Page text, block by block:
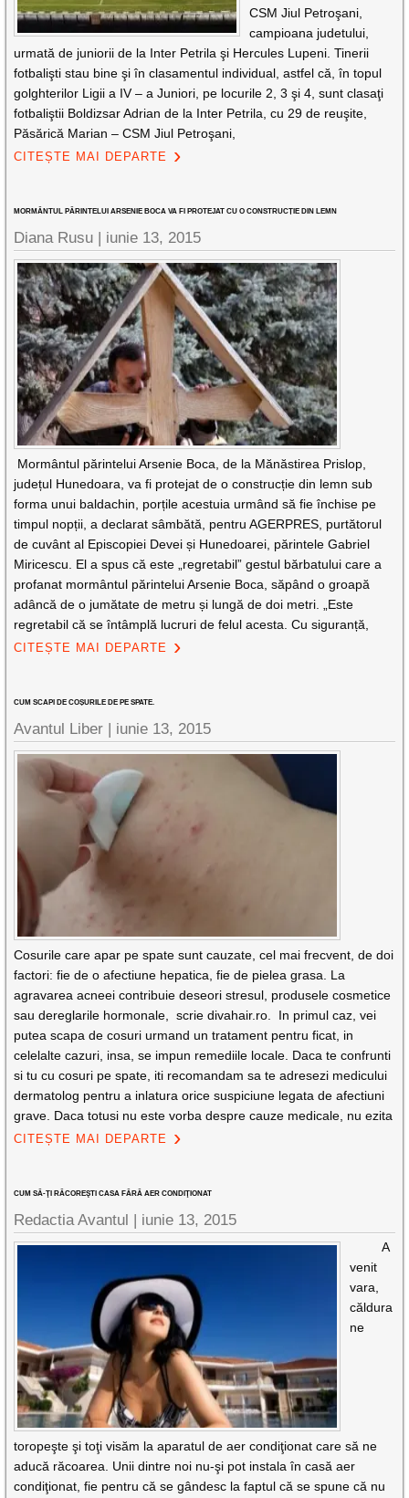
CSM Jiul Petroşani,
campioana judetului,
urmată de juniorii de la Inter Petrila şi Hercules Lupeni. Tinerii
fotbalişti stau bine şi în clasamentul individual, astfel că, în topul
golghterilor Ligii a IV – a Juniori, pe locurile 2, 3 şi 4, sunt clasaţi
fotbaliştii Boldizsar Adrian de la Inter Petrila, cu 29 de reuşite,
Păsărică Marian – CSM Jiul Petroşani,
CITEȘTE MAI DEPARTE
MORMÂNTUL PĂRINTELUI ARSENIE BOCA VA FI PROTEJAT CU O CONSTRUCȚIE DIN LEMN
Diana Rusu | iunie 13, 2015
Mormântul părintelui Arsenie Boca, de la Mănăstirea Prislop,
județul Hunedoara, va fi protejat de o construcție din lemn sub
forma unui baldachin, porțile acestuia urmând să fie închise pe
timpul nopții, a declarat sâmbătă, pentru AGERPRES, purtătorul
de cuvânt al Episcopiei Devei și Hunedoarei, părintele Gabriel
Miricescu. El a spus că este „regretabil” gestul bărbatului care a
profanat mormântul părintelui Arsenie Boca, săpând o groapă
adâncă de o jumătate de metru și lungă de doi metri. „Este
regretabil că se întâmplă lucruri de felul acesta. Cu siguranță,
CITEȘTE MAI DEPARTE
CUM SCAPI DE COȘURILE DE PE SPATE.
Avantul Liber | iunie 13, 2015
Cosurile care apar pe spate sunt cauzate, cel mai frecvent, de doi
factori: fie de o afectiune hepatica, fie de pielea grasa. La
agravarea acneei contribuie deseori stresul, produsele cosmetice
sau dereglarile hormonale, scrie divahair.ro. In primul caz, vei
putea scapa de cosuri urmand un tratament pentru ficat, in
celelalte cazuri, insa, se impun remediile locale. Daca te confrunti
si tu cu cosuri pe spate, iti recomandam sa te adresezi medicului
dermatolog pentru a inlatura orice suspiciune legata de afectiuni
grave. Daca totusi nu este vorba despre cauze medicale, nu ezita
CITEȘTE MAI DEPARTE
CUM SĂ-ŢI RĂCOREŞTI CASA FĂRĂ AER CONDIŢIONAT
Redactia Avantul | iunie 13, 2015
A
venit
vara,
căldura
ne
toropeşte şi toţi visăm la aparatul de aer condiţionat care să ne
aducă răcoarea. Unii dintre noi nu-şi pot instala în casă aer
condiţionat, fie pentru că se gândesc la faptul că se spune că nu